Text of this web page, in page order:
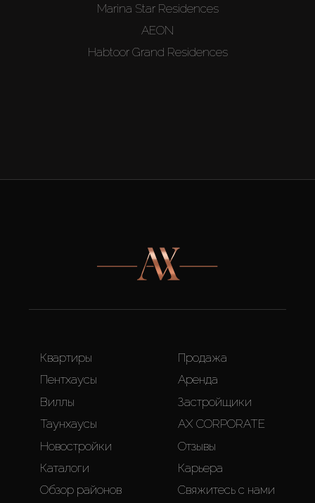
Marina Star Residences
AEON
Habtoor Grand Residences
Квартиры
Пентхаусы
Виллы
Таунхаусы
Новостройки
Каталоги
Обзор районов
Продажа
Аренда
Застройщики
AX CORPORATE
Отзывы
Карьера
Свяжитесь с нами